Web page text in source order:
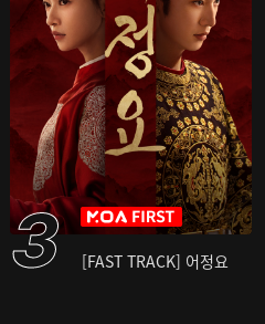
[FAST TRACK] 어정요